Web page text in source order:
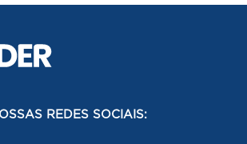
REDES SOCIAIS: